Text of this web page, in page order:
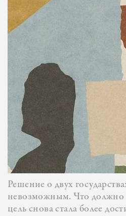
Решение о двух
невозможным. Что должно
цель снова стала более